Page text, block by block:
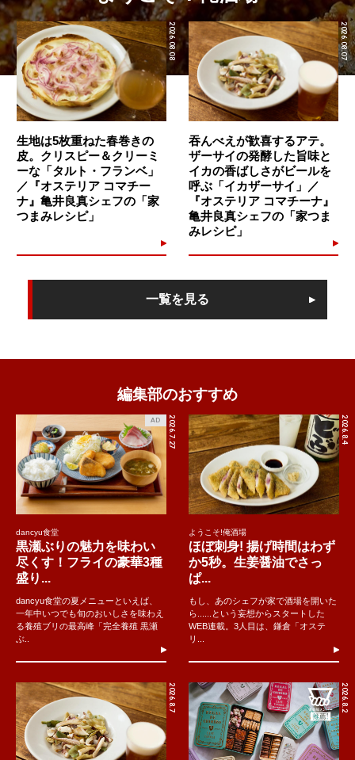
2026.08.08
生地は5枚重ねた春巻きの
皮。クリスピー＆クリーミ
ーな「タルト・フランベ」
／『オステリア コマチー
ナ』亀井良真シェフの「家
つまみレシピ」
2026.08.07
吞んべえが歓喜するアテ。
ザーサイの発酵した旨味と
イカの香ばしさがビールを
呼ぶ「イカザーサイ」／
『オステリア コマチーナ』
⻲井良真シェフの「家つま
みレシピ」
一覧を見る
編集部のおすすめ
2026.7.27
AD
dancyu食堂
黒瀬ぶりの魅力を味わい
尽くす！フライの豪華3種
盛り...
dancyu食堂の夏メニューといえば、
一年中いつでも旬のおいしさを味わえ
る養殖ブリの最高峰「完全養殖 黒瀬
ぶ..
2026.8.4
ようこそ!俺酒場
ほぼ刺身! 揚げ時間はわず
か5秒。生姜醤油でさっ
ぱ...
もし、あのシェフが家で酒場を開いた
ら......という妄想からスタートした
WEB連載。3人目は、鎌倉「オステ
リ...
2026.8.7 2026.8.2